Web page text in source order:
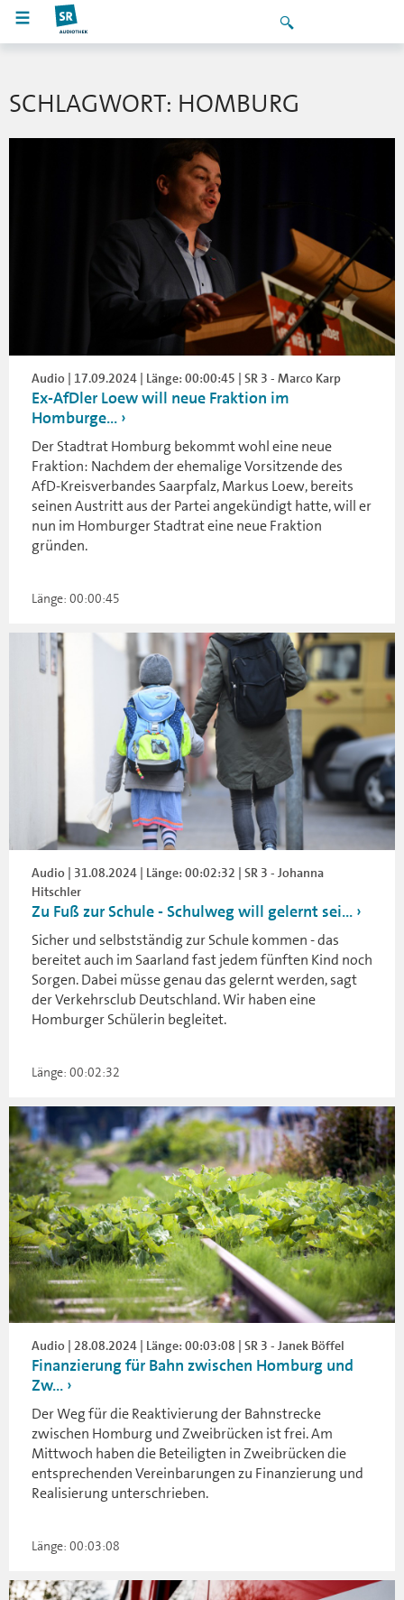
SCHLAGWORT: HOMBURG
Audio | 17.09.2024 | Länge: 00:00:45 | SR 3 - Marco Karp
Ex-AfDler Loew will neue Fraktion im
Homburge...
Der Stadtrat Homburg bekommt wohl eine neue
Fraktion: Nachdem der ehemalige Vorsitzende des
AfD-Kreisverbandes Saarpfalz, Markus Loew, bereits
seinen Austritt aus der Partei angekündigt hatte, will er
nun im Homburger Stadtrat eine neue Fraktion
gründen.
Länge: 00:00:45
Audio | 31.08.2024 | Länge: 00:02:32 | SR 3 - Johanna
Hitschler
Zu Fuß zur Schule - Schulweg will gelernt sei...
Sicher und selbstständig zur Schule kommen - das
bereitet auch im Saarland fast jedem fünften Kind noch
Sorgen. Dabei müsse genau das gelernt werden, sagt
der Verkehrsclub Deutschland. Wir haben eine
Homburger Schülerin begleitet.
Länge: 00:02:32
Audio | 28.08.2024 | Länge: 00:03:08 | SR 3 - Janek Böffel
Finanzierung für Bahn zwischen Homburg und
Zw...
Der Weg für die Reaktivierung der Bahnstrecke
zwischen Homburg und Zweibrücken ist frei. Am
Mittwoch haben die Beteiligten in Zweibrücken die
entsprechenden Vereinbarungen zu Finanzierung und
Realisierung unterschrieben.
Länge: 00:03:08